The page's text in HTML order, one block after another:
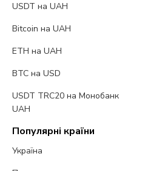
USDT на UAH
Bitcoin на UAH
ETH на UAH
BTC на USD
USDT TRC20 на Монобанк
UAH
Популярні країни
Україна